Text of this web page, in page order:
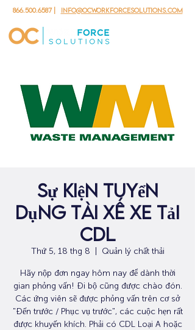
866.500.6587| info@ocworkforcesolutions.com
Sự kiện tuyển
dụng tài xế xe tải
CDL
Thứ 5, 18 thg 8 Quản lý chất thải
Hãy nộp đơn ngay hôm nay để dành thời
gian phỏng vấn! Đi bộ cũng được chào đón.
Các ứng viên sẽ được phỏng vấn trên cơ sở
"Đến trước / Phục vụ trước", các cuộc hẹn rất
được khuyến khích. Phải có CDL Loại A hoặc